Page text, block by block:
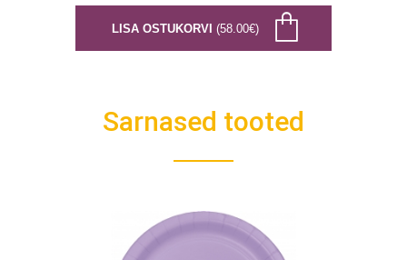
LISA OSTUKORVI (58.00€)
Sarnased tooted